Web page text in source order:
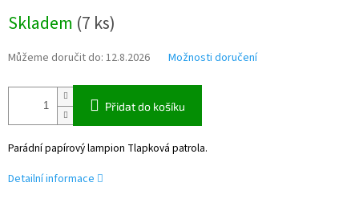
cena:
Skladem (7 ks)
Můžeme doručit do: 12.8.2026 Možnosti doručení
Přidat do košíku
Parádní papírový lampion Tlapková patrola.
Detailní informace